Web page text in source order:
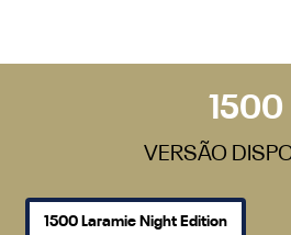
1500
VERSÃO
1500 Laramie Night Edition